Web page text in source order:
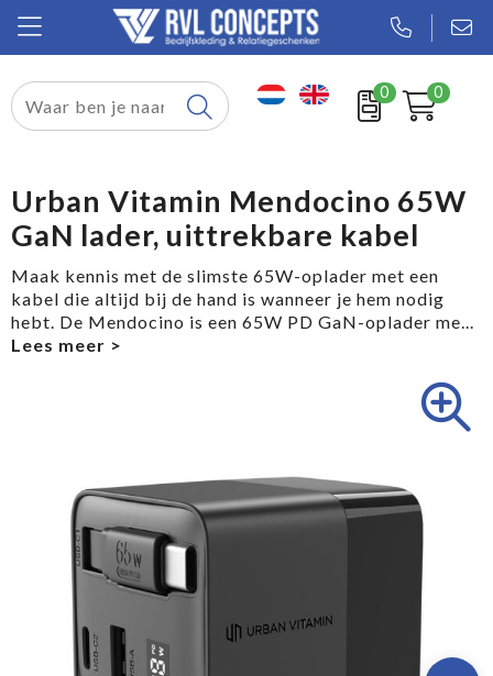
0 0
Relatiegeschenken
Tassen
Sport
Werkkleding
Urban Vitamin Mendocino 65W
GaN lader, uittrekbare kabel
Maak kennis met de slimste 65W-oplader met een
kabel die altijd bij de hand is wanneer je hem nodig
hebt. De Mendocino is een 65W PD GaN-oplader me...